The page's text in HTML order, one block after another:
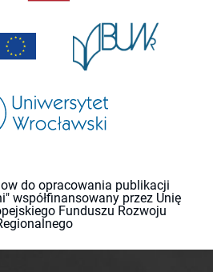
do opracowania publikacji
współfinansowany przez Unię
Funduszu Rozwoju